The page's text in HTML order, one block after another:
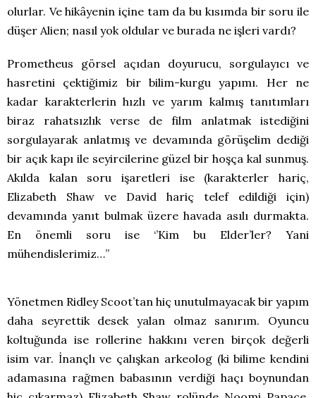
olurlar. Ve hikâyenin içine tam da bu kısımda bir soru ile
düşer Alien; nasıl yok oldular ve burada ne işleri vardı?
Prometheus görsel açıdan doyurucu, sorgulayıcı ve
hasretini çektiğimiz bir bilim-kurgu yapımı. Her ne
kadar karakterlerin hızlı ve yarım kalmış tanıtımları
biraz rahatsızlık verse de film anlatmak istediğini
sorgulayarak anlatmış ve devamında görüşelim dediği
bir açık kapı ile seyircilerine güzel bir hoşça kal sunmuş.
Akılda kalan soru işaretleri ise (karakterler hariç,
Elizabeth Shaw ve David hariç telef edildiği için)
devamında yanıt bulmak üzere havada asılı durmakta.
En önemli soru ise ‘’Kim bu Elder’ler? Yani
mühendislerimiz…’’
Yönetmen Ridley Scoot’tan hiç unutulmayacak bir yapım
daha seyrettik desek yalan olmaz sanırım. Oyuncu
koltuğunda ise rollerine hakkını veren birçok değerli
isim var. İnançlı ve çalışkan arkeolog (ki bilime kendini
adamasına rağmen babasının verdiği haçı boynundan